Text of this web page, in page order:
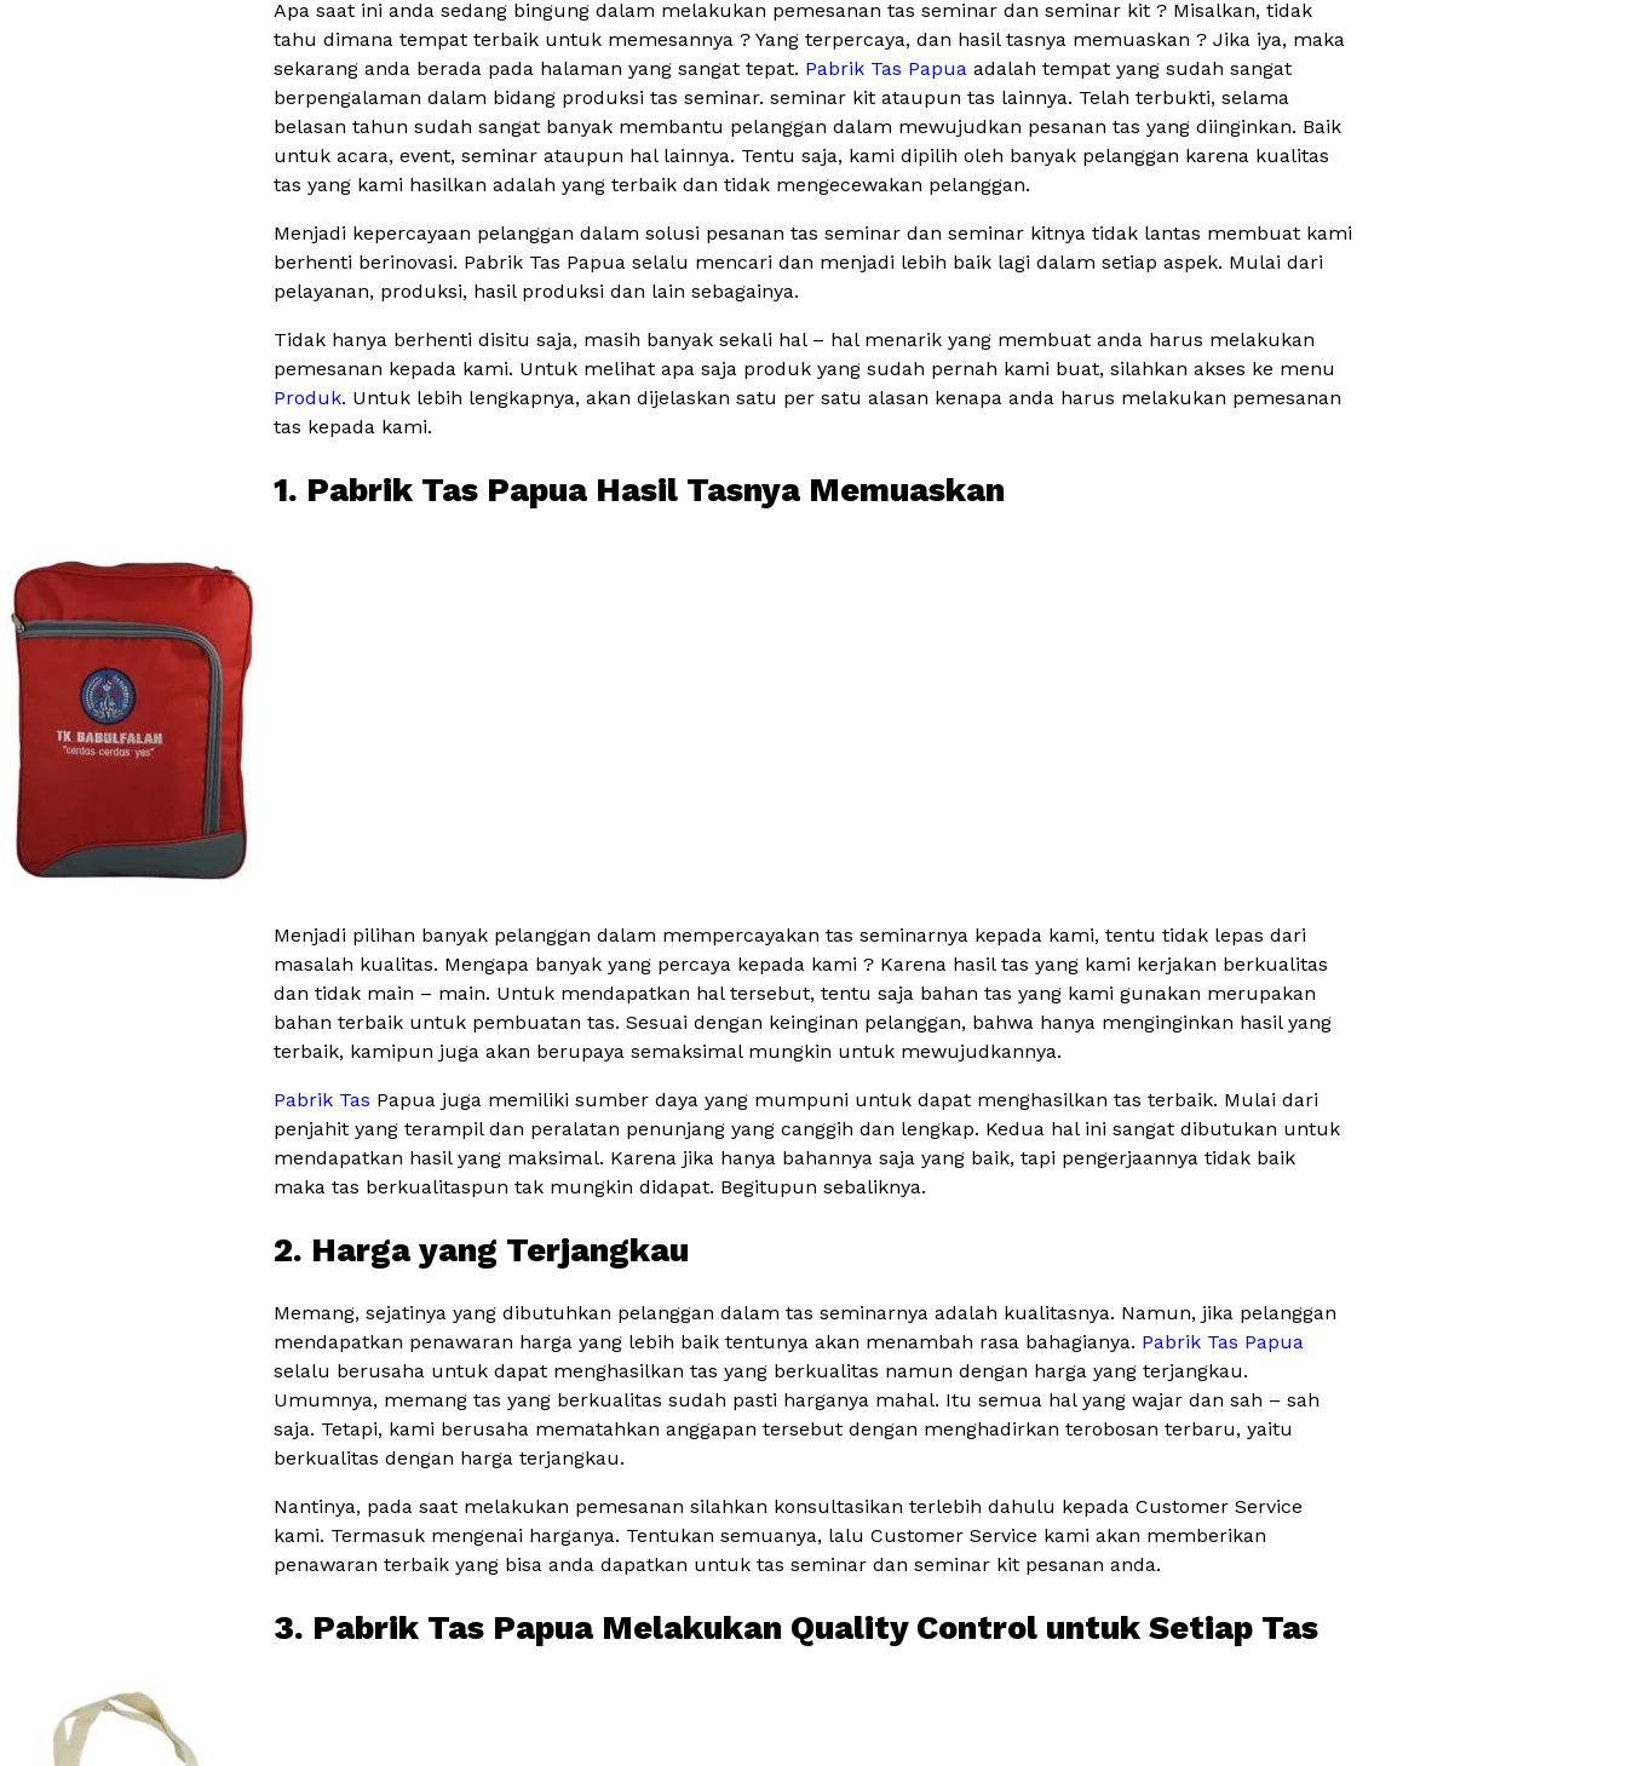
Apa saat ini anda sedang bingung dalam melakukan pemesanan tas seminar dan seminar kit ? Misalkan, tidak
tahu dimana tempat terbaik untuk memesannya ? Yang terpercaya, dan hasil tasnya memuaskan ? Jika iya, maka
sekarang anda berada pada halaman yang sangat tepat. Pabrik Tas Papua adalah tempat yang sudah sangat
berpengalaman dalam bidang produksi tas seminar. seminar kit ataupun tas lainnya. Telah terbukti, selama
belasan tahun sudah sangat banyak membantu pelanggan dalam mewujudkan pesanan tas yang diinginkan. Baik
untuk acara, event, seminar ataupun hal lainnya. Tentu saja, kami dipilih oleh banyak pelanggan karena kualitas
tas yang kami hasilkan adalah yang terbaik dan tidak mengecewakan pelanggan.
Menjadi kepercayaan pelanggan dalam solusi pesanan tas seminar dan seminar kitnya tidak lantas membuat kami
berhenti berinovasi. Pabrik Tas Papua selalu mencari dan menjadi lebih baik lagi dalam setiap aspek. Mulai dari
pelayanan, produksi, hasil produksi dan lain sebagainya.
Tidak hanya berhenti disitu saja, masih banyak sekali hal – hal menarik yang membuat anda harus melakukan
pemesanan kepada kami. Untuk melihat apa saja produk yang sudah pernah kami buat, silahkan akses ke menu
Produk. Untuk lebih lengkapnya, akan dijelaskan satu per satu alasan kenapa anda harus melakukan pemesanan
tas kepada kami.
1. Pabrik Tas Papua Hasil Tasnya Memuaskan
Menjadi pilihan banyak pelanggan dalam mempercayakan tas seminarnya kepada kami, tentu tidak lepas dari
masalah kualitas. Mengapa banyak yang percaya kepada kami ? Karena hasil tas yang kami kerjakan berkualitas
dan tidak main – main. Untuk mendapatkan hal tersebut, tentu saja bahan tas yang kami gunakan merupakan
bahan terbaik untuk pembuatan tas. Sesuai dengan keinginan pelanggan, bahwa hanya menginginkan hasil yang
terbaik, kamipun juga akan berupaya semaksimal mungkin untuk mewujudkannya.
Pabrik Tas Papua juga memiliki sumber daya yang mumpuni untuk dapat menghasilkan tas terbaik. Mulai dari
penjahit yang terampil dan peralatan penunjang yang canggih dan lengkap. Kedua hal ini sangat dibutukan untuk
mendapatkan hasil yang maksimal. Karena jika hanya bahannya saja yang baik, tapi pengerjaannya tidak baik
maka tas berkualitaspun tak mungkin didapat. Begitupun sebaliknya.
2. Harga yang Terjangkau
Memang, sejatinya yang dibutuhkan pelanggan dalam tas seminarnya adalah kualitasnya. Namun, jika pelanggan
mendapatkan penawaran harga yang lebih baik tentunya akan menambah rasa bahagianya. Pabrik Tas Papua
selalu berusaha untuk dapat menghasilkan tas yang berkualitas namun dengan harga yang terjangkau.
Umumnya, memang tas yang berkualitas sudah pasti harganya mahal. Itu semua hal yang wajar dan sah – sah
saja. Tetapi, kami berusaha mematahkan anggapan tersebut dengan menghadirkan terobosan terbaru, yaitu
berkualitas dengan harga terjangkau.
Nantinya, pada saat melakukan pemesanan silahkan konsultasikan terlebih dahulu kepada Customer Service
kami. Termasuk mengenai harganya. Tentukan semuanya, lalu Customer Service kami akan memberikan
penawaran terbaik yang bisa anda dapatkan untuk tas seminar dan seminar kit pesanan anda.
3. Pabrik Tas Papua Melakukan Quality Control untuk Setiap Tas